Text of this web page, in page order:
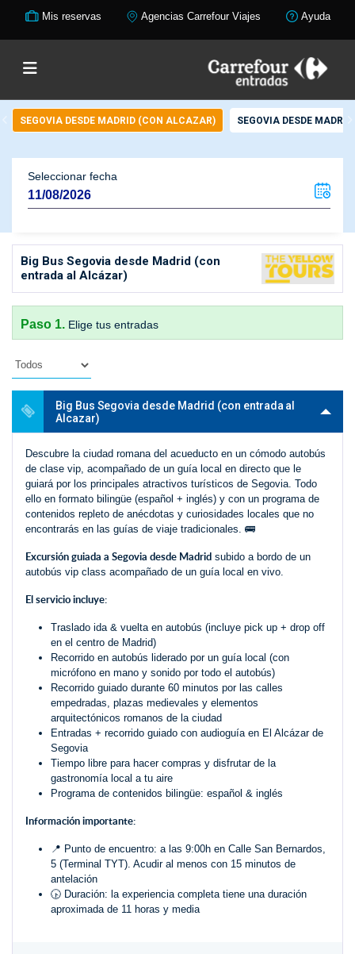
Mis reservas Agencias Carrefour Viajes Ayuda
SEGOVIA DESDE MADRID (CON ALCAZAR) SEGOVIA DESDE
Seleccionar fecha
Big Bus Segovia desde Madrid (con
entrada al Alcázar)
Paso 1. Elige tus entradas
Big Bus Segovia desde Madrid (con entrada al
Alcazar)
Descubre la ciudad romana del acueducto en un cómodo autobús
de clase vip, acompañado de un guía local en directo que le
guiará por los principales atractivos turísticos de Segovia. Todo
ello en formato bilingüe (español + inglés) y con un programa de
contenidos repleto de anécdotas y curiosidades locales que no
encontrarás en las guías de viaje tradicionales. 🚌
Excursión guiada a Segovia desde Madrid subido a bordo de un
autobús vip class acompañado de un guía local en vivo.
El servicio incluye:
Traslado ida & vuelta en autobús (incluye pick up + drop off
en el centro de Madrid)
Recorrido en autobús liderado por un guía local (con
micrófono en mano y sonido por todo el autobús)
Recorrido guiado durante 60 minutos por las calles
empedradas, plazas medievales y elementos
arquitectónicos romanos de la ciudad
Entradas + recorrido guiado con audioguía en El Alcázar de
Segovia
Tiempo libre para hacer compras y disfrutar de la
gastronomía local a tu aire
Programa de contenidos bilingüe: español & inglés
Información importante:
📍 Punto de encuentro: a las 9:00h en Calle San Bernardos,
5 (Terminal TYT). Acudir al menos con 15 minutos de
antelación
🕟 Duración: la experiencia completa tiene una duración
aproximada de 11 horas y media